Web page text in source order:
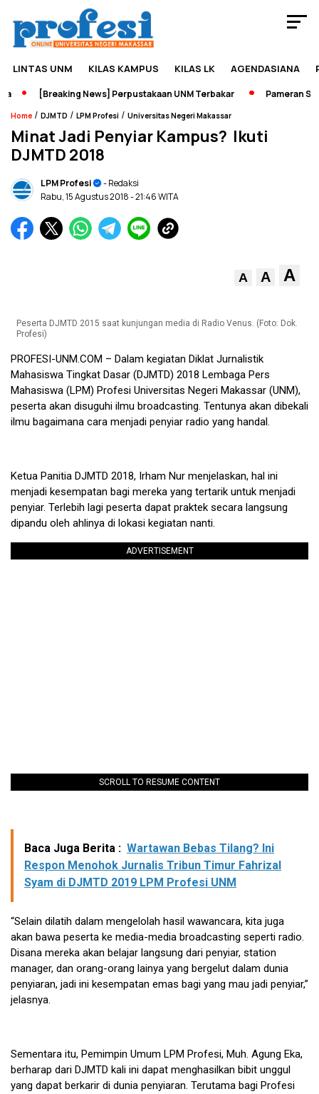
LINTAS UNM KILAS KAMPUS KILAS LK AGENDASIANA
[Breaking News] Perpustakaan UNM Terbakar Pameran
Home / DJMTD / LPM Profesi / Universitas Negeri Makassar
Minat Jadi Penyiar Kampus? Ikuti
DJMTD 2018
LPM Profesi
- Redaksi
Rabu, 15 Agustus 2018- 21:46 WITA
A A A
Peserta DJMTD 2015 saat kunjungan media di Radio Venus. (Foto: Dok.
Profesi)
PROFESI-UNM.COM – Dalam kegiatan Diklat Jurnalistik
Mahasiswa Tingkat Dasar (DJMTD) 2018 Lembaga Pers
Mahasiswa (LPM) Profesi Universitas Negeri Makassar (UNM),
peserta akan disuguhi ilmu broadcasting. Tentunya akan dibekali
ilmu bagaimana cara menjadi penyiar radio yang handal.
Ketua Panitia DJMTD 2018, Irham Nur menjelaskan, hal ini
menjadi kesempatan bagi mereka yang tertarik untuk menjadi
penyiar. Terlebih lagi peserta dapat praktek secara langsung
dipandu oleh ahlinya di lokasi kegiatan nanti.
ADVERTISEMENT
SCROLL TO RESUME CONTENT
Baca Juga Berita : Wartawan Bebas Tilang? Ini
Respon Menohok Jurnalis Tribun Timur Fahrizal
Syam di DJMTD 2019 LPM Profesi UNM
“Selain dilatih dalam mengelolah hasil wawancara, kita juga
akan bawa peserta ke media-media broadcasting seperti radio.
Disana mereka akan belajar langsung dari penyiar, station
manager, dan orang-orang lainya yang bergelut dalam dunia
penyiaran, jadi ini kesempatan emas bagi yang mau jadi penyiar,”
jelasnya.
Sementara itu, Pemimpin Umum LPM Profesi, Muh. Agung Eka,
berharap dari DJMTD kali ini dapat menghasilkan bibit unggul
yang dapat berkarir di dunia penyiaran. Terutama bagi Profesi